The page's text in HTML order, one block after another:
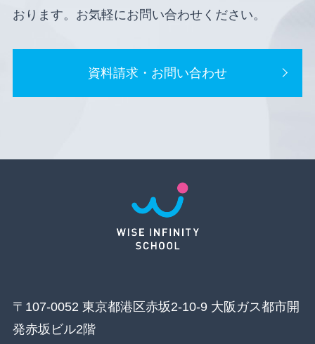
おります。お気軽にお問い合わせください。
資料請求・お問い合わせ
〒107-0052 東京都港区赤坂2-10-9 大阪ガス都市開
発赤坂ビル2階